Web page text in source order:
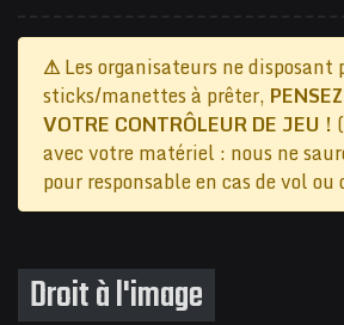
⚠Les organisateurs ne disposant
sticks/manettes à prêter,
VOTRE CONTRÔLEUR DE JEU !
avec votre matériel : nous ne
pour responsable en cas de vol
Droit à l'image